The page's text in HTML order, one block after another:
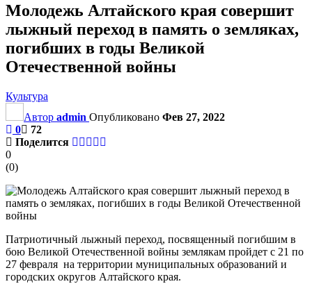
Молодежь Алтайского края совершит
лыжный переход в память о земляках,
погибших в годы Великой
Отечественной войны
Культура
Автор admin Опубликовано Фев 27, 2022
0
72
Поделится
0
(0)
Патриотичный лыжный переход, посвященный погибшим в
бою Великой Отечественной войны землякам пройдет с 21 по
27 февраля на территории муниципальных образований и
городских округов Алтайского края.